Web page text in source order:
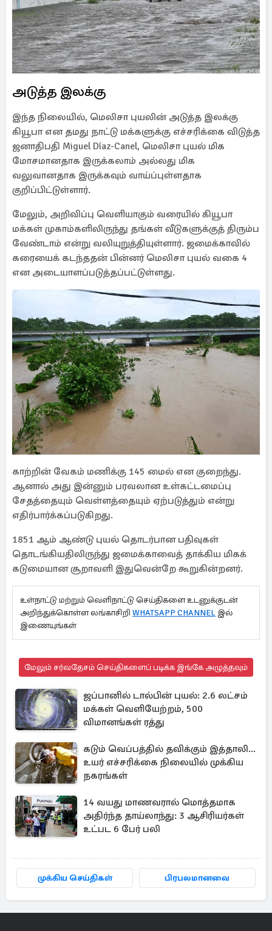
அடுத்த இலக்கு
இந்த நிலையில், மெலிசா புயலின் அடுத்த இலக்கு
கியூபா என தமது நாட்டு மக்களுக்கு எச்சரிக்கை விடுத்த
ஜனாதிபதி Miguel Díaz-Canel, மெலிசா புயல் மிக
மோசமானதாக இருக்கலாம் அல்லது மிக
வலுவானதாக இருக்கவும் வாய்ப்புள்ளதாக
குறிப்பிட்டுள்ளார்.
மேலும், அறிவிப்பு வெளியாகும் வரையில் கியூபா
மக்கள் முகாம்களிலிருந்து தங்கள் வீடுகளுக்குத் திரும்ப
வேண்டாம் என்று வலியுறுத்தியுள்ளார். ஜமைக்காவில்
கரையைக் கடந்ததன் பின்னர் மெலிசா புயல் வகை 4
என அடையாளப்படுத்தப்பட்டுள்ளது.
காற்றின் வேகம் மணிக்கு 145 மைல் என குறைந்து.
ஆனால் அது இன்னும் பரவலான உள்கட்டமைப்பு
சேதத்தையும் வெள்ளத்தையும் ஏற்படுத்தும் என்று
எதிர்பார்க்கப்படுகிறது.
1851 ஆம் ஆண்டு புயல் தொடர்பான பதிவுகள்
தொடங்கியதிலிருந்து ஜமைக்காவைத் தாக்கிய மிகக்
கடுமையான சூறாவளி இதுவென்றே கூறுகின்றனர்.
உள்நாட்டு மற்றும் வெளிநாட்டு செய்திகளை உடனுக்குடன்
அறிந்துக்கொள்ள லங்காசிறி WHATSAPP CHANNEL இல்
இணையுங்கள்
மேலும் சர்வதேசம் செய்திகளைப் படிக்க இங்கே அழுத்தவும்
ஜப்பானில் டால்பின் புயல்: 2.6 லட்சம்
மக்கள் வெளியேற்றம், 500
விமானங்கள் ரத்து
கடும் வெப்பத்தில் தவிக்கும் இத்தாலி...
உயர் எச்சரிக்கை நிலையில் முக்கிய
நகரங்கள்
14 வயது மாணவரால் மொத்தமாக
அதிர்ந்த தாய்லாந்து: 3 ஆசிரியர்கள்
உட்பட 6 பேர் பலி
முக்கிய செய்திகள் பிரபலமானவை